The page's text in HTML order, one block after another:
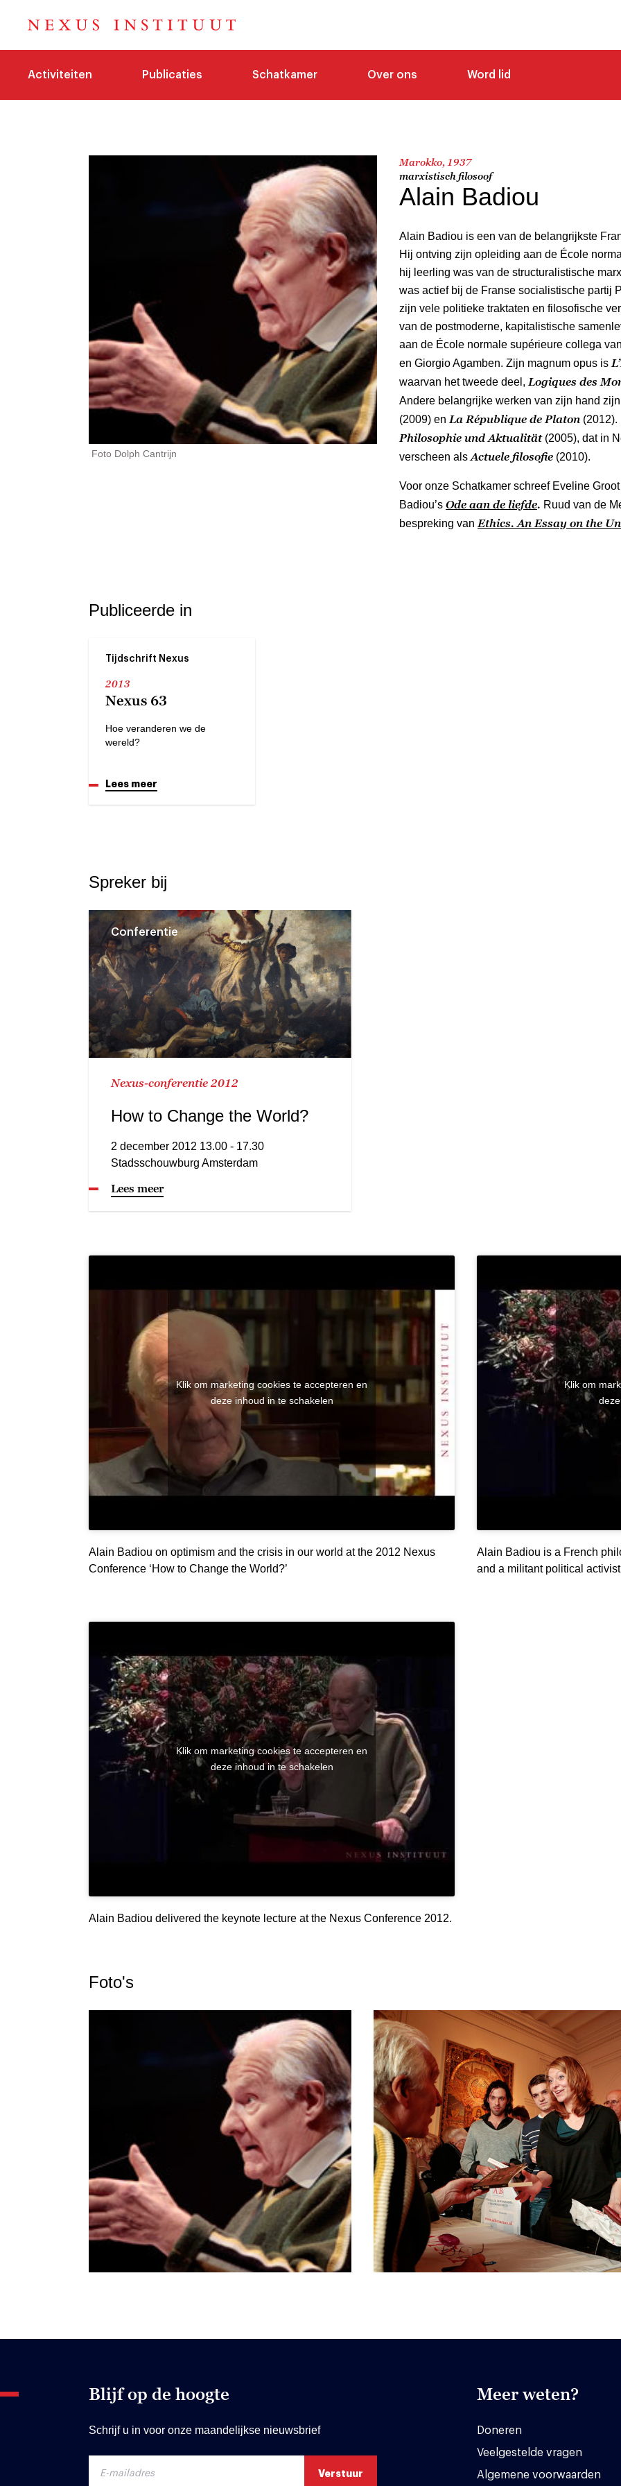
Activiteiten Publicaties Schatkamer Over ons Word lid
Foto Dolph Cantrijn
Marokko, 1937
marxistisch filosoof
Alain Badiou
Alain Badiou is een van de belangrijkste
Hij ontving zijn opleiding aan de École
hij leerling was van de structuralistische
was actief bij de Franse socialistische partij
zijn vele politieke traktaten en filosofische
van de postmoderne, kapitalistische
aan de École normale supérieure collega
en Giorgio Agamben. Zijn magnum opus is
waarvan het tweede deel, Logiques des
Andere belangrijke werken van zijn hand
(2009) en La République de Platon (2012).
Philosophie und Aktualität(2005), dat in
verscheen als Actuele filosofie (2010).
Voor onze Schatkamer schreef Eveline
Badiou’s Ode aan de liefde. Ruud van de
bespreking van Ethics. An Essay on the
Publiceerde in
Tijdschrift Nexus
2013
Nexus 63
Hoe veranderen we de
wereld?
Lees meer
Spreker bij
Conferentie
Nexus-conferentie 2012
How to Change the World?
2 december 2012 13.00 - 17.30
Stadsschouwburg Amsterdam
Lees meer
Klik om marketing cookies te accepteren en
deze inhoud in te schakelen
Alain Badiou on optimism and the crisis in our world at the 2012 Nexus
Conference ‘How to Change the World?’
Klik om
Alain Badiou is a French
and a militant political
Klik om marketing cookies te accepteren en
deze inhoud in te schakelen
Alain Badiou delivered the keynote lecture at the Nexus Conference 2012.
Foto's
Blijf op de hoogte
Schrijf u in voor onze maandelijkse nieuwsbrief
Meer weten?
Doneren
Veelgestelde vragen
Algemene voorwaarden